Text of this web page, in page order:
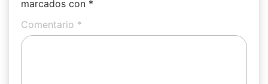
marcados con *
Comentario *